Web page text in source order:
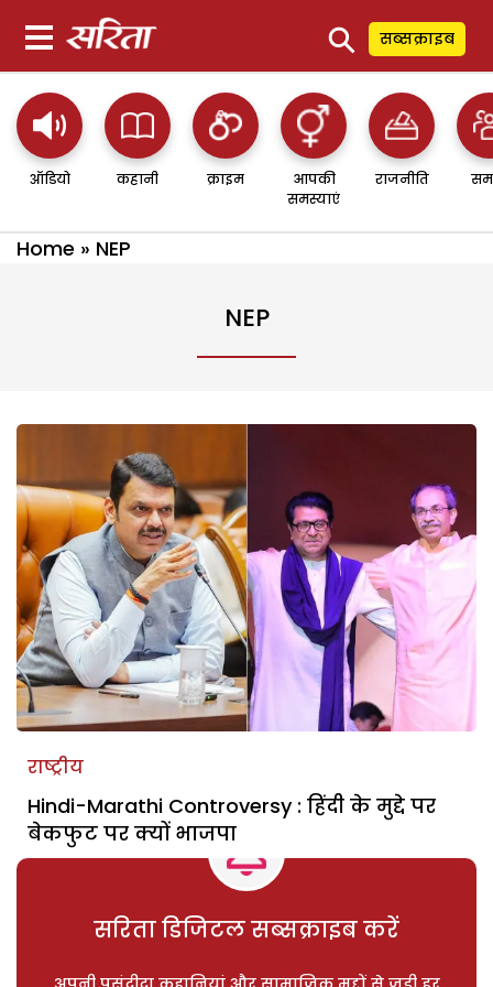
⚲ सब्सक्राइब
ऑडियो कहानी क्राइम
आपकी
समस्याएं
राजनीति
Home » NEP
NEP
राष्ट्रीय
Hindi-Marathi Controversy : हिंदी के मुद्दे पर
बेकफुट पर क्यों भाजपा
सरिता डिजिटल सब्सक्राइब करें